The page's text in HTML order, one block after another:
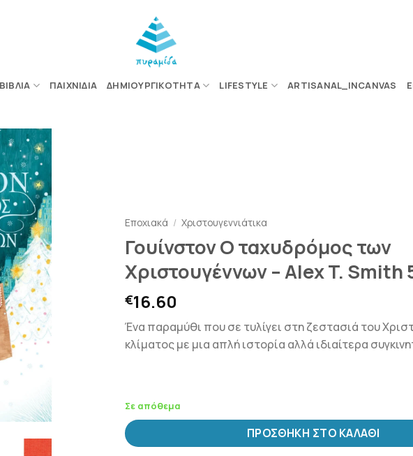
ΒΙΒΛΊΑ ΠΑΙΧΝΊΔΙΑ ΔΗΜΙΟΥΡΓΙΚΌΤΗΤΑ LIFESTYLE ARTISANAL_INCANVAS
ΠΡΟΣΘΉΚΗ
ΣΤΗΝ
ΛΊΣΤΑ
ΕΠΙΘΥΜΙΏΝ
Εποχιακά / Χριστουγεννιάτικα
Γουίνστον Ο ταχυδρόμος των
Χριστουγέννων – Alex T. Smith
€16.60
Ένα παραμύθι που σε τυλίγει στη ζεστασιά του
κλίματος με μια απλή ιστορία αλλά ιδιαίτερα
Σε απόθεμα
ΠΡΟΣΘΉΚΗ ΣΤΟ ΚΑΛΆΘΙ